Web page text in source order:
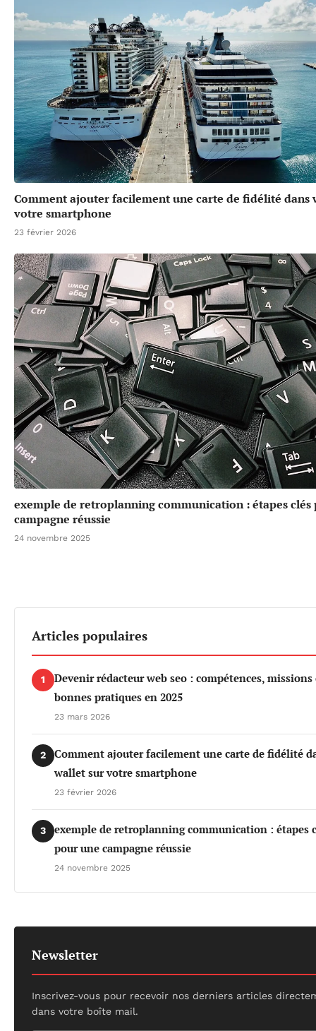
Comment ajouter facilement une carte de fidélité dans
votre smartphone
23 février 2026
exemple de retroplanning communication : étapes clés
campagne réussie
24 novembre 2025
Articles populaires
1
Devenir rédacteur web seo : compétences, missions
bonnes pratiques en 2025
23 mars 2026
2
Comment ajouter facilement une carte de fidélité
wallet sur votre smartphone
23 février 2026
3
exemple de retroplanning communication : étapes
pour une campagne réussie
24 novembre 2025
Newsletter
Inscrivez-vous pour recevoir nos derniers articles
dans votre boîte mail.